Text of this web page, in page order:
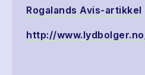
Rogalands Avis-artikkel
http://